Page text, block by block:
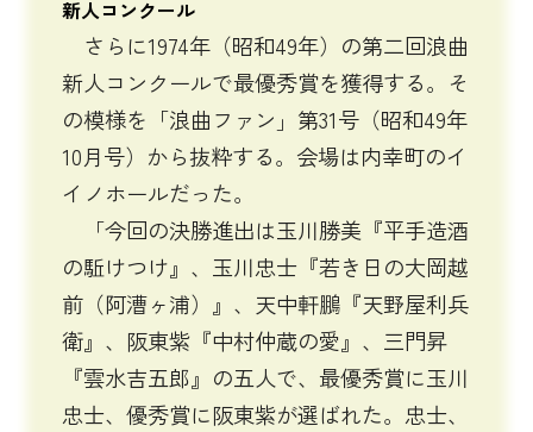
新人コンクール
さらに1974年（昭和49年）の第二回浪曲
新人コンクールで最優秀賞を獲得する。そ
の模様を「浪曲ファン」第31号（昭和49年
10月号）から抜粋する。会場は内幸町のイ
イノホールだった。
「今回の決勝進出は玉川勝美『平手造酒
の駈けつけ』、玉川忠士『若き日の大岡越
前（阿漕ヶ浦）』、天中軒鵬『天野屋利兵
衛』、阪東紫『中村仲蔵の愛』、三門昇
『雲水吉五郎』の五人で、最優秀賞に玉川
忠士、優秀賞に阪東紫が選ばれた。忠士、